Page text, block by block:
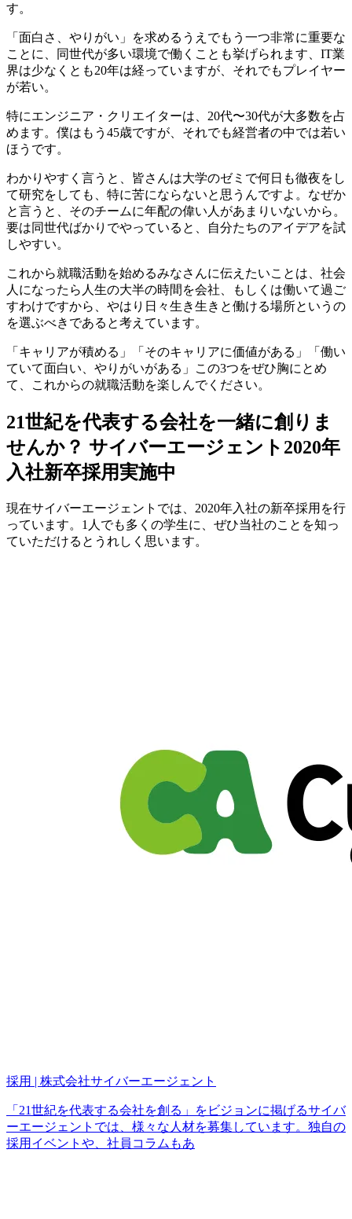
す。
「面白さ、やりがい」を求めるうえでもう一つ非常に重要な
ことに、同世代が多い環境で働くことも挙げられます、IT業
界は少なくとも20年は経っていますが、それでもプレイヤー
が若い。
特にエンジニア・クリエイターは、20代〜30代が大多数を占
めます。僕はもう45歳ですが、それでも経営者の中では若い
ほうです。
わかりやすく言うと、皆さんは大学のゼミで何日も徹夜をし
て研究をしても、特に苦にならないと思うんですよ。なぜか
と言うと、そのチームに年配の偉い人があまりいないから。
要は同世代ばかりでやっていると、自分たちのアイデアを試
しやすい。
これから就職活動を始めるみなさんに伝えたいことは、社会
人になったら人生の大半の時間を会社、もしくは働いて過ご
すわけですから、やはり日々生き生きと働ける場所というの
を選ぶべきであると考えています。
「 キャリアが積める 」「 そのキャリアに価値がある 」「 働い
ていて面白い、やりがいがある 」この3つをぜひ胸にとめ
て、これからの就職活動を楽しんでください。
21世紀を代表する会社を一緒に創りま
せんか？ サイバーエージェント2020年
入社新卒採用実施中
現在サイバーエージェントでは、2020年入社の新卒採用を行
っています。1人でも多くの学生に、ぜひ当社のことを知っ
ていただけるとうれしく思います。
採用 | 株式会社サイバーエージェント
「21世紀を代表する会社を創る」をビジョンに掲げるサイバ
ーエージェントでは、様々な人材を募集しています。独自の
採用イベントや、社員コラムもあ